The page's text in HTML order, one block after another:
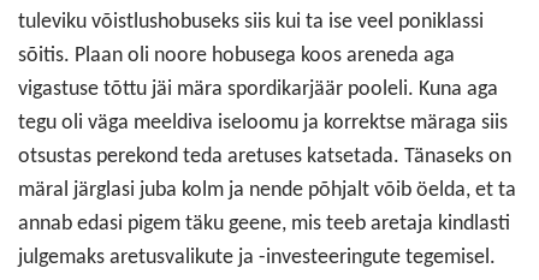
tuleviku võistlushobuseks siis kui ta ise veel poniklassi
sõitis. Plaan oli noore hobusega koos areneda aga
vigastuse tõttu jäi mära spordikarjäär pooleli. Kuna aga
tegu oli väga meeldiva iseloomu ja korrektse märaga siis
otsustas perekond teda aretuses katsetada. Tänaseks on
märal järglasi juba kolm ja nende põhjalt võib öelda, et ta
annab edasi pigem täku geene, mis teeb aretaja kindlasti
julgemaks aretusvalikute ja -investeeringute tegemisel.